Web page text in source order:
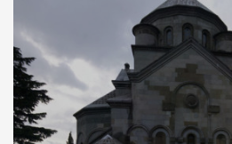
А потім було Хрещення Русі. На